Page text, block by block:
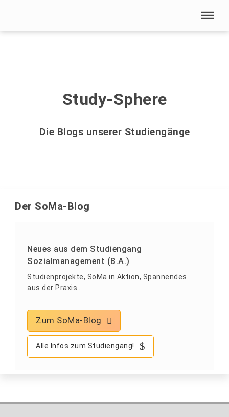
Study-Sphere
Die Blogs unserer Studiengänge
Der SoMa-Blog
Neues aus dem Studiengang
Sozialmanagement (B.A.)
Studienprojekte, SoMa in Aktion, Spannendes
aus der Praxis…
Zum SoMa-Blog
Alle Infos zum Studiengang!